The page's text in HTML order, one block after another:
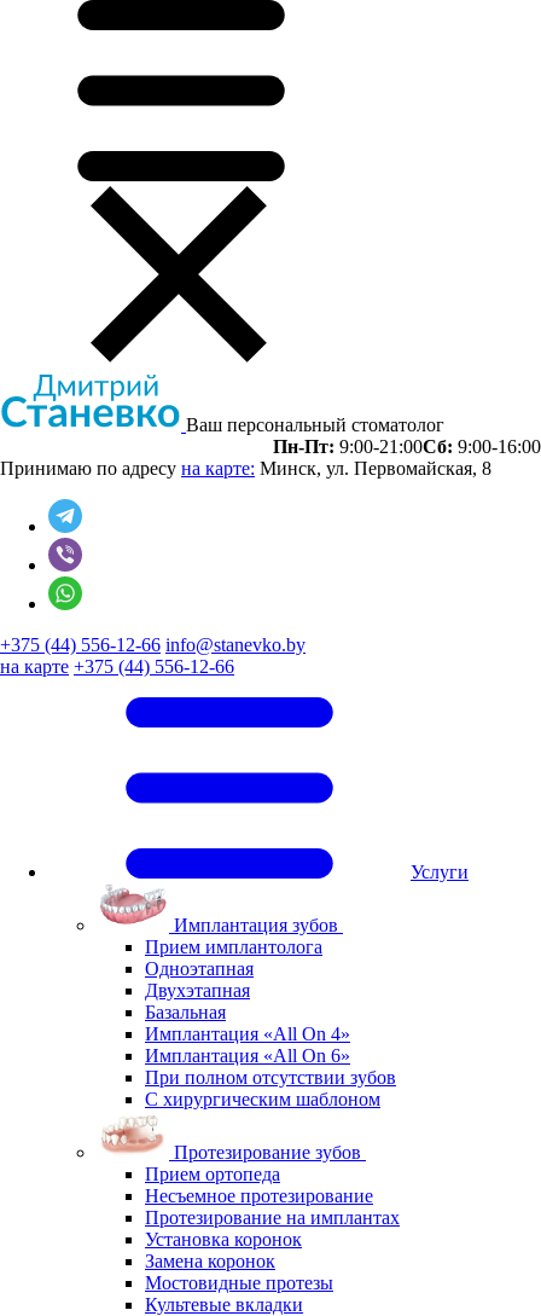
Ваш персональный стоматолог
Пн-Пт: 9:00-21:00Сб: 9:00-16:00
Принимаю по адресу на карте: Минск, ул. Первомайская, 8
+375 (44) 556-12-66 info@stanevko.by
на карте +375 (44) 556-12-66
Услуги
Имплантация зубов
Прием имплантолога
Одноэтапная
Двухэтапная
Базальная
Имплантация «All On 4»
Имплантация «All On 6»
При полном отсутствии зубов
С хирургическим шаблоном
Протезирование зубов
Прием ортопеда
Несъемное протезирование
Протезирование на имплантах
Установка коронок
Замена коронок
Мостовидные протезы
Культевые вкладки